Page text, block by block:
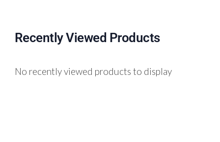
Recently Viewed Products
No recently viewed products to display